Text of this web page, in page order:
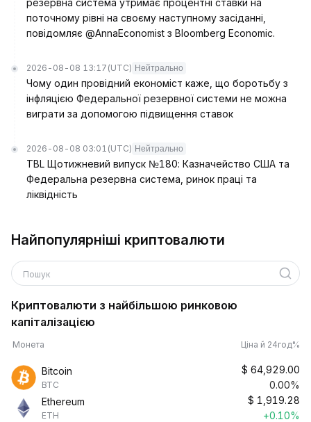
резервна система утримає процентні ставки на
поточному рівні на своєму наступному засіданні,
повідомляє @AnnaEconomist з Bloomberg Economic.
2026-08-08 13:17 (UTC) Нейтрально
Чому один провідний економіст каже, що боротьбу з
інфляцією Федеральної резервної системи не можна
виграти за допомогою підвищення ставок
2026-08-08 03:01 (UTC) Нейтрально
TBL Щотижневий випуск №180: Казначейство США та
Федеральна резервна система, ринок праці та
ліквідність
Найпопулярніші криптовалюти
Пошук
Криптовалюти з найбільшою ринковою
капіталізацією
Монета Ціна й 24год%
Bitcoin
BTC
$ 64,929.00
0.00%
Ethereum
ETH
$ 1,919.28
+0.10%